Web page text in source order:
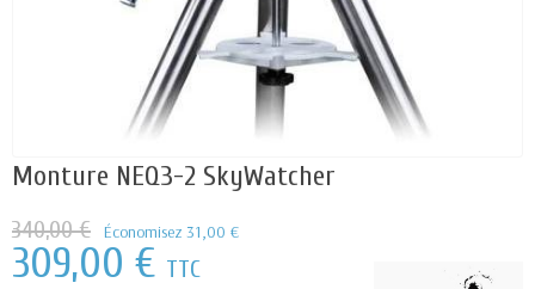
Monture NEQ3-2 SkyWatcher
340,00 € Économisez 31,00 €
309,00 € TTC